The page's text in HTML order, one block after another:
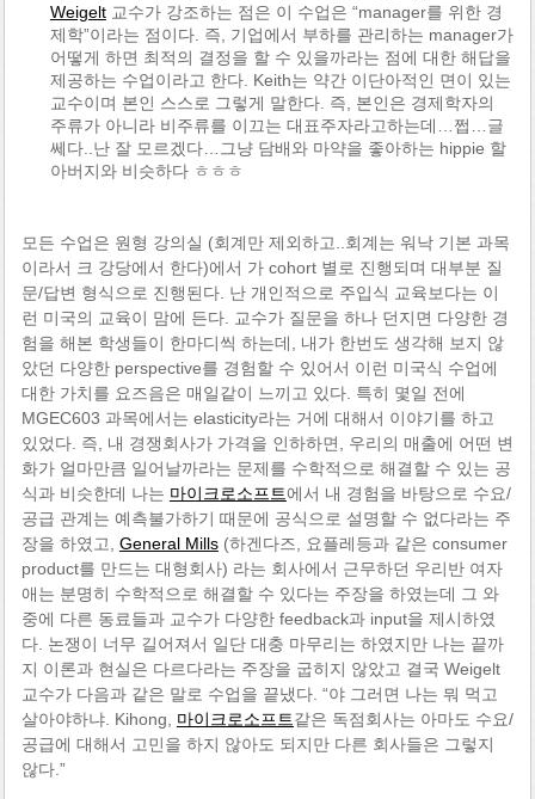
Weigelt교수가 강조하는 점은 이 수업은 “manager를 위한 경
제학”이라는 점이다. 즉, 기업에서 부하를 관리하는 manager가
어떻게 하면 최적의 결정을 할 수 있을까라는 점에 대한 해답을
제공하는 수업이라고 한다. Keith는 약간 이단아적인 면이 있는
교수이며 본인 스스로 그렇게 말한다. 즉, 본인은 경제학자의
주류가 아니라 비주류를 이끄는 대표주자라고하는데…쩝…글
쎄다..난 잘 모르겠다…그냥 담배와 마약을 좋아하는 hippie 할
아버지와 비슷하다 ㅎㅎㅎ
모든 수업은 원형 강의실 (회계만 제외하고..회계는 워낙 기본 과목
이라서 크 강당에서 한다)에서 가 cohort 별로 진행되며 대부분 질
문/답변 형식으로 진행된다. 난 개인적으로 주입식 교육보다는 이
런 미국의 교육이 맘에 든다. 교수가 질문을 하나 던지면 다양한 경
험을 해본 학생들이 한마디씩 하는데, 내가 한번도 생각해 보지 않
았던 다양한 perspective를 경험할 수 있어서 이런 미국식 수업에
대한 가치를 요즈음은 매일같이 느끼고 있다. 특히 몇일 전에
MGEC603 과목에서는 elasticity라는 거에 대해서 이야기를 하고
있었다. 즉, 내 경쟁회사가 가격을 인하하면, 우리의 매출에 어떤 변
화가 얼마만큼 일어날까라는 문제를 수학적으로 해결할 수 있는 공
식과 비슷한데 나는 마이크로소프트에서 내 경험을 바탕으로 수요/
공급 관계는 예측불가하기 때문에 공식으로 설명할 수 없다라는 주
장을 하였고, General Mills(하겐다즈, 요플레등과 같은 consumer
product를 만드는 대형회사) 라는 회사에서 근무하던 우리반 여자
애는 분명히 수학적으로 해결할 수 있다는 주장을 하였는데 그 와
중에 다른 동료들과 교수가 다양한 feedback과 input을 제시하였
다. 논쟁이 너무 길어져서 일단 대충 마무리는 하였지만 나는 끝까
지 이론과 현실은 다르다라는 주장을 굽히지 않았고 결국 Weigelt
교수가 다음과 같은 말로 수업을 끝냈다. “야 그러면 나는 뭐 먹고
살아야하냐. Kihong, 마이크로소프트같은 독점회사는 아마도 수요/
공급에 대해서 고민을 하지 않아도 되지만 다른 회사들은 그렇지
않다.”